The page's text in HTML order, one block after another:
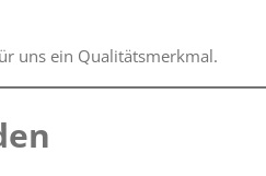
uns ein Qualitätsmerkmal.